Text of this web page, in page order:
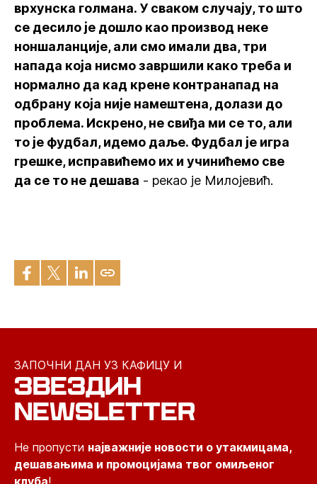
врхунска голмана. У сваком случају, то што
се десило је дошло као производ неке
ноншаланције, али смо имали два, три
напада која нисмо завршили како треба и
нормално да кад крене контранапад на
одбрану која није намештена, долази до
проблема. Искрено, не свиђа ми се то, али
то је фудбал, идемо даље. Фудбал је игра
грешке, исправићемо их и учинићемо све
да се то не дешава - рекао је Милојевић.
ЗАПОЧНИ ДАН УЗ КАФИЦУ И
ЗВЕЗДИН
NEWSLETTER
Не пропусти најважније новости о утакмицама,
дешавањима и промоцијама твог омиљеног
клуба!